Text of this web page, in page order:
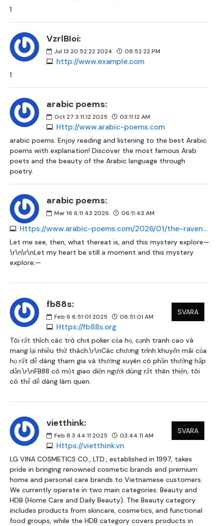
1
VzrlBIoi:
Jul 13 20:52:22 2024 08:52:22 PM
http://www.example.com
1
arabic poems:
Oct 27 3:11:12 2025 03:11:12 AM
Http://www.arabic-poems.com
arabic poems. Enjoy reading and listening to the best Arabic
poems with explanation! Discover the most famous Arab
poets and the beauty of the Arabic language through
poetry.
arabic poems:
Mar 16 6:11:43 2026 06:11:43 AM
Https://www.arabic-poems.com/2026/01/the-raven-poem.html
Let me see, then, what thereat is, and this mystery explore—
\r\n\r\nLet my heart be still a moment and this mystery
explore;—
fb88s:
Feb 6 6:51:01 2025 06:51:01 AM
Https://fb88s.org
SVARA
Tôi rất thích các trò chơi poker của họ, cạnh tranh cao và
mang lại nhiều thử thách.\r\nCác chương trình khuyến mãi của
họ rất dễ dàng tham gia và thường xuyên có phần thưởng hấp
dẫn.\r\nFB88 có một giao diện người dùng rất thân thiện, tôi
có thể dễ dàng làm quen.
vietthink:
Feb 8 3:44:11 2025 03:44:11 AM
Https://vietthink.vn
SVARA
LG VINA COSMETICS CO., LTD., established in 1997, takes
pride in bringing renowned cosmetic brands and premium
home and personal care brands to Vietnamese customers.
We currently operate in two main categories: Beauty and
HDB (Home Care and Daily Beauty). The Beauty category
includes products from skincare, cosmetics, and functional
food groups, while the HDB category covers products in